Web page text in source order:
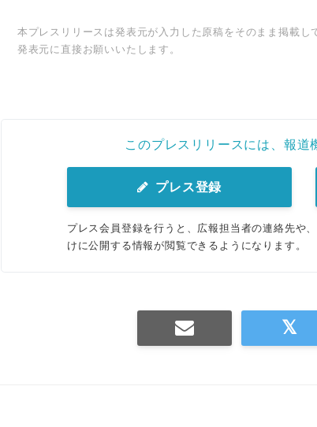
本プレスリリースは発表元が入力した原稿をそのまま掲載
発表元に直接お願いいたします。
このプレスリリースには、報道
プレス登録
プレス会員登録を行うと、広報担当者の連絡先や
けに公開する情報が閲覧できるようになります。